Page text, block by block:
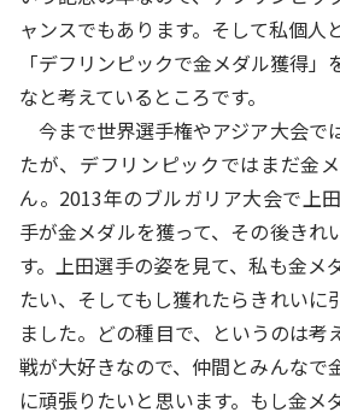
ャンスでもあります。そして私個人
「デフリンピックで金メダル獲得
なと考えているところです。
今まで世界選手権やアジア大会で
たが、デフリンピックではまだ金
ん。2013年のブルガリア大会で上
手が金メダルを獲って、その後きれ
す。上田選手の姿を見て、私も金メ
たい、そしてもし獲れたらきれいに
ました。どの種目で、というのは考
戦が大好きなので、仲間とみんなで
に頑張りたいと思います。もし金メ